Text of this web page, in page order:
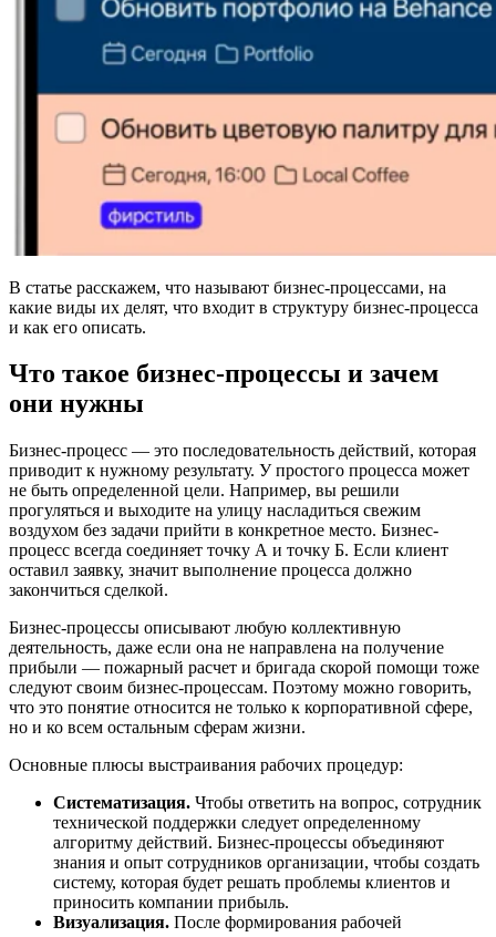
В статье расскажем, что называют бизнес-процессами, на
какие виды их делят, что входит в структуру бизнес-процесса
и как его описать.
Что такое бизнес-процессы и зачем
они нужны
Бизнес-процесс — это последовательность действий, которая
приводит к нужному результату. У простого процесса может
не быть определенной цели. Например, вы решили
прогуляться и выходите на улицу насладиться свежим
воздухом без задачи прийти в конкретное место. Бизнес-
процесс всегда соединяет точку А и точку Б. Если клиент
оставил заявку, значит выполнение процесса должно
закончиться сделкой.
Бизнес-процессы описывают любую коллективную
деятельность, даже если она не направлена на получение
прибыли — пожарный расчет и бригада скорой помощи тоже
следуют своим бизнес-процессам. Поэтому можно говорить,
что это понятие относится не только к корпоративной сфере,
но и ко всем остальным сферам жизни.
Основные плюсы выстраивания рабочих процедур:
Систематизация. Чтобы ответить на вопрос, сотрудник
технической поддержки следует определенному
алгоритму действий. Бизнес-процессы объединяют
знания и опыт сотрудников организации, чтобы создать
систему, которая будет решать проблемы клиентов и
приносить компании прибыль.
Визуализация. После формирования рабочей